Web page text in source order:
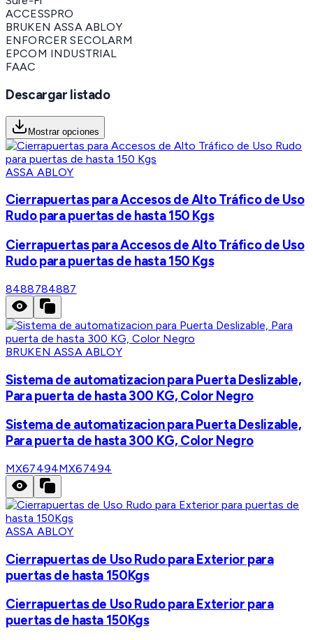
ACCESSPRO
BRUKEN ASSA ABLOY
ENFORCER SECOLARM
EPCOM INDUSTRIAL
FAAC
Descargar listado
Mostrar opciones
ASSA ABLOY
Cierrapuertas para Accesos de Alto Tráfico de Uso
Rudo para puertas de hasta 150 Kgs
Cierrapuertas para Accesos de Alto Tráfico de Uso
Rudo para puertas de hasta 150 Kgs
8488784887
BRUKEN ASSA ABLOY
Sistema de automatizacion para Puerta Deslizable,
Para puerta de hasta 300 KG, Color Negro
Sistema de automatizacion para Puerta Deslizable,
Para puerta de hasta 300 KG, Color Negro
MX67494MX67494
ASSA ABLOY
Cierrapuertas de Uso Rudo para Exterior para
puertas de hasta 150Kgs
Cierrapuertas de Uso Rudo para Exterior para
puertas de hasta 150Kgs